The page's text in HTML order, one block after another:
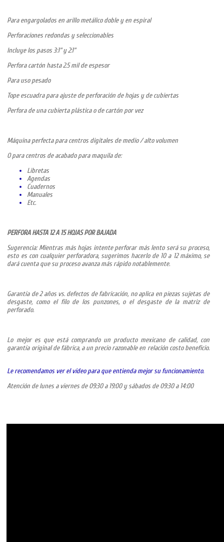
Para engargolados en arillo metálico doble y en espiral
Perforaciones redondas y seleccionables
Incluye los pasos 3:1” y 2:1”
Perfora cartón hasta 2.5 mil de espesor
Para uso pesado
Tope escuadra para ajuste de perforación de hojas y de cubiertas
Perfora de una cubierta plástica o de cartón por vez
Máquina perfecta para centros digitales de medio / alto volumen
O para centros de acabado para maquila de:
Libretas
Agendas
Cuadernos
Manuales
Etc.
PERFORA HASTA 12 A 15 HOJAS POR BAJADA
Sugerencia: Mientras más hojas intente perforar más lento será su proceso,
esto es con cualquier perforadora, sugerimos hacerlo de 10 a 12 máximo, se
dará cuenta que su proceso avanza más rápido notablemente.
Garantía de 2 años vs. defectos de fabricación, no aplica en piezas sujetas de
desgaste, como el filo de los punzones, o el desgaste de la matriz de
perforado.
Lo mejor es que está comprando un producto mexicano de calidad, con
garantía original de fábrica, a un precio razonable en relación costo beneficio.
Le recomendamos ver el vídeo para que entienda mejor su funcionamiento.
Atención de lunes a viernes de 09:30 a 19:00 y sábados de 09:30 a 14:00